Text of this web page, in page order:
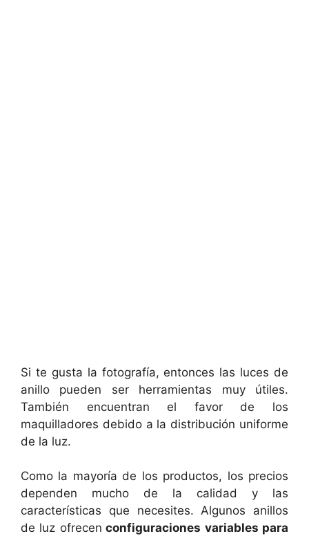
Si te gusta la fotografía, entonces las luces de
anillo pueden ser herramientas muy útiles.
También encuentran el favor de los
maquilladores debido a la distribución uniforme
de la luz.
Como la mayoría de los productos, los precios
dependen mucho de la calidad y las
características que necesites. Algunos anillos
de luz ofrecen configuraciones variables para